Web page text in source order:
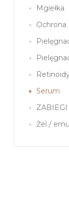
Mgiełka
Ochrona
Serum
ZABIEGI
Żel /